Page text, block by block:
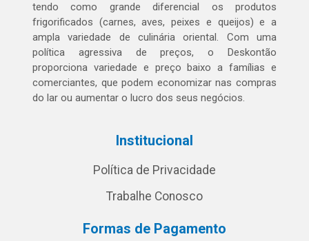
tendo como grande diferencial os produtos
frigorificados (carnes, aves, peixes e queijos) e a
ampla variedade de culinária oriental. Com uma
política agressiva de preços, o Deskontão
proporciona variedade e preço baixo a famílias e
comerciantes, que podem economizar nas compras
do lar ou aumentar o lucro dos seus negócios.
Institucional
Política de Privacidade
Trabalhe Conosco
Formas de Pagamento